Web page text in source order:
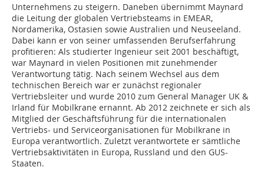
Unternehmens zu steigern. Daneben übernimmt Maynard
die Leitung der globalen Vertriebsteams in EMEAR,
Nordamerika, Ostasien sowie Australien und Neuseeland.
Dabei kann er von seiner umfassenden Berufserfahrung
profitieren: Als studierter Ingenieur seit 2001 beschäftigt,
war Maynard in vielen Positionen mit zunehmender
Verantwortung tätig. Nach seinem Wechsel aus dem
technischen Bereich war er zunächst regionaler
Vertriebsleiter und wurde 2010 zum General Manager UK &
Irland für Mobilkrane ernannt. Ab 2012 zeichnete er sich als
Mitglied der Geschäftsführung für die internationalen
Vertriebs- und Serviceorganisationen für Mobilkrane in
Europa verantwortlich. Zuletzt verantwortete er sämtliche
Vertriebsaktivitäten in Europa, Russland und den GUS-
Staaten.